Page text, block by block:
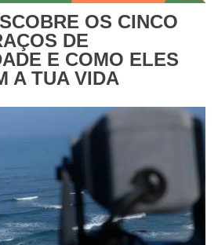
OS CINCO
DE
E COMO ELES
A TUA VIDA